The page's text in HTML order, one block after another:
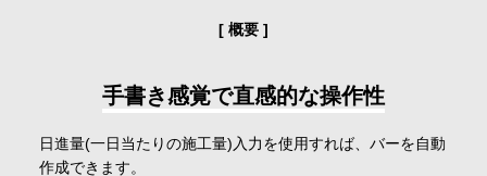
イベント・セミナー
関連製品
動作環境
概要
手書き感覚で直感的な操作性
日進量(一日当たりの施工量)入力を使用すれば、バーを自動
作成できます。